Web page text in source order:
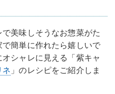
美味しそうなお惣菜がた
簡単に作れたら嬉しいで
シャレに見える「紫キャ
ネ 」のレシピをご紹介しま